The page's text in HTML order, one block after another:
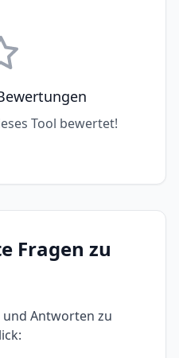
Tool bewertet!
Fragen zu
Antworten zu